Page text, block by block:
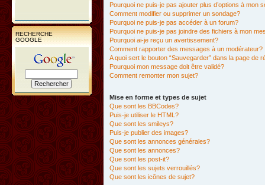
RECHERCHE
GOOGLE
Pourquoi ne puis-je pas ajouter plus d’options à mon
Comment modifier ou supprimer un sondage?
Pourquoi ne puis-je pas accéder à un forum?
Pourquoi ne puis-je pas joindre des fichiers à mon
Pourquoi ai-je reçu un avertissement?
Comment rapporter des messages à un modérateur?
A quoi sert le bouton “Sauvegarder” dans la page de
Pourquoi mon message doit être validé?
Comment remonter mon sujet?
Mise en forme et types de sujet
Que sont les BBCodes?
Puis-je utiliser le HTML?
Que sont les smileys?
Puis-je publier des images?
Que sont les annonces générales?
Que sont les annonces?
Que sont les post-it?
Que sont les sujets verrouillés?
Que sont les icônes de sujet?